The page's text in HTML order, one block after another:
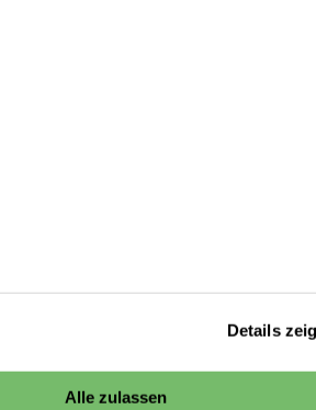
finden Sie in
Details
Alle zulassen
bio